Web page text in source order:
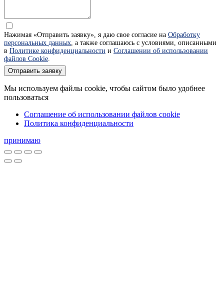
Нажимая «Отправить заявку», я даю свое согласие на Обработку
персональных данных , а также соглашаюсь с условиями, описанными
в Политике конфиденциальности и Соглашении об использовании
файлов Cookie
Отправить заявку
Мы используем файлы cookie, чтобы сайтом было удобнее
пользоваться
Соглашение об использовании файлов cookie
Политика конфиденциальности
принимаю